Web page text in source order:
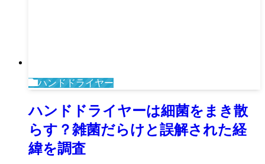
ハンドドライヤー
ハンドドライヤーは細菌をまき散
らす？雑菌だらけと誤解された経
緯を調査